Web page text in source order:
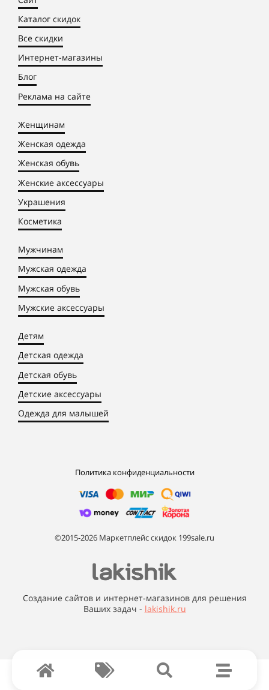
Каталог скидок
Все скидки
Интернет-магазины
Блог
Реклама на сайте
Женщинам
Женская одежда
Женская обувь
Женские аксессуары
Украшения
Косметика
Мужчинам
Мужская одежда
Мужская обувь
Мужские аксессуары
Детям
Детская одежда
Детская обувь
Детские аксессуары
Одежда для малышей
Политика конфиденциальности
©2015-2026 Маркетплейс скидок 199sale.ru
Создание сайтов и интернет-магазинов для решения
Ваших задач - lakishik.ru